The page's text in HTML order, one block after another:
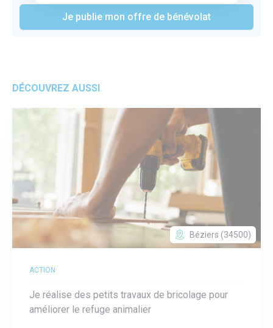
Je publie mon offre de bénévolat
DÉCOUVREZ AUSSI
Béziers (34500)
ACTION
Je réalise des petits travaux de bricolage pour
améliorer le refuge animalier